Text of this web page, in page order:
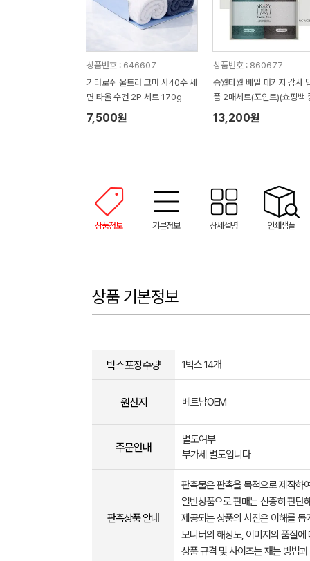
상품번호 : 646607
기라로쉬 울트라 코마 사40수 세
면 타올 수건 2P 세트 170g
7,500원
상품번호 : 860677
송월타월 베일 패키지 감사
품 2매세트(포인트)(쇼핑백
정)
13,200원
상품정보 기본정보 상세설명 인쇄샘플
상품 기본정보
박스포장수량 1박스 14개
원산지 베트남OEM
주문안내
별도여부
부가세 별도입니다
판촉상품 안내
판촉물은 판촉을 목적으로 제작하
일반상품으로 판매는 신중히 판단
제공되는 상품의 사진은 이해를
모니터의 해상도, 이미지의 품질
상품 규격 및 사이즈는 재는 방법